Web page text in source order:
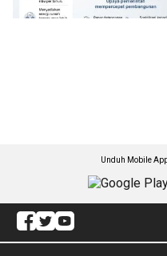
Unduh Mobile